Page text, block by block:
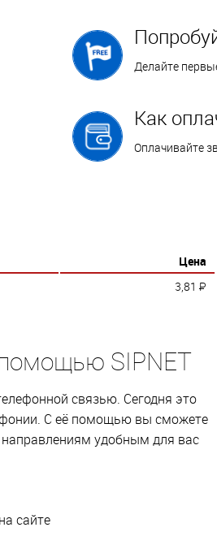
Делайте
Как
Оплачивайте
Цена
3,81 P
SIPNET
связью. Сегодня это
С её помощью вы сможете
удобным для вас
на сайте